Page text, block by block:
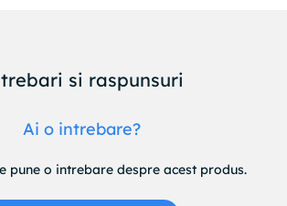
si raspunsuri
Ai o intrebare?
pune o intrebare despre acest produs.